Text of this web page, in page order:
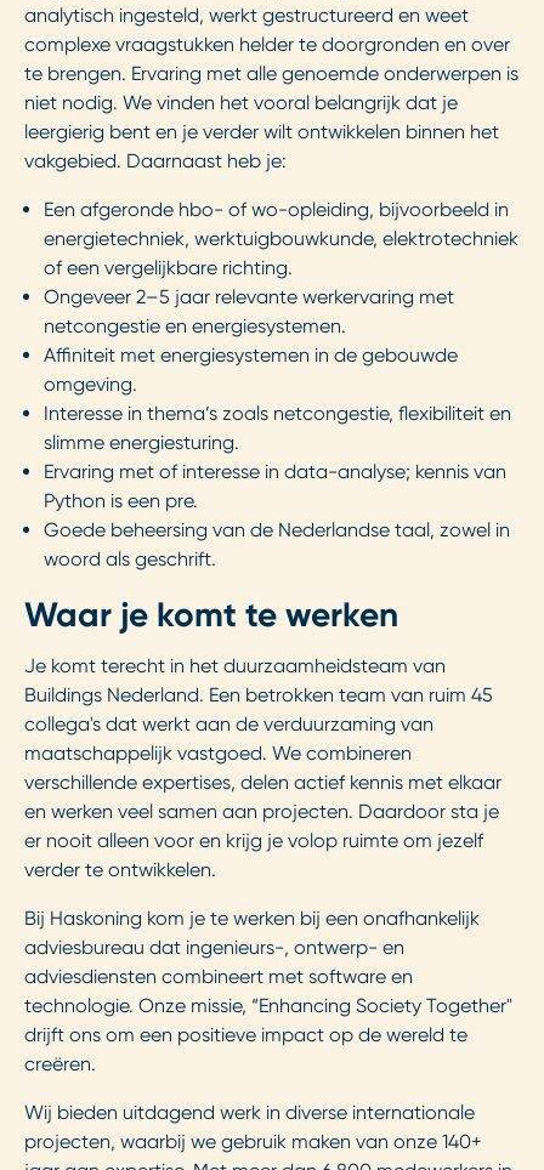
analytisch ingesteld, werkt gestructureerd en weet
complexe vraagstukken helder te doorgronden en over
te brengen. Ervaring met alle genoemde onderwerpen is
niet nodig. We vinden het vooral belangrijk dat je
leergierig bent en je verder wilt ontwikkelen binnen het
vakgebied. Daarnaast heb je:
Een afgeronde hbo- of wo-opleiding, bijvoorbeeld in
energietechniek, werktuigbouwkunde, elektrotechniek
of een vergelijkbare richting.
Ongeveer 2–5 jaar relevante werkervaring met
netcongestie en energiesystemen.
Affiniteit met energiesystemen in de gebouwde
omgeving.
Interesse in thema’s zoals netcongestie, flexibiliteit en
slimme energiesturing.
Ervaring met of interesse in data-analyse; kennis van
Python is een pre.
Goede beheersing van de Nederlandse taal, zowel in
woord als geschrift.
Waar je komt te werken
Je komt terecht in het duurzaamheidsteam van
Buildings Nederland. Een betrokken team van ruim 45
collega's dat werkt aan de verduurzaming van
maatschappelijk vastgoed. We combineren
verschillende expertises, delen actief kennis met elkaar
en werken veel samen aan projecten. Daardoor sta je
er nooit alleen voor en krijg je volop ruimte om jezelf
verder te ontwikkelen.
Bij Haskoning kom je te werken bij een onafhankelijk
adviesbureau dat ingenieurs-, ontwerp- en
adviesdiensten combineert met software en
technologie. Onze missie, “Enhancing Society Together"
drijft ons om een positieve impact op de wereld te
creëren.
Wij bieden uitdagend werk in diverse internationale
projecten, waarbij we gebruik maken van onze 140+